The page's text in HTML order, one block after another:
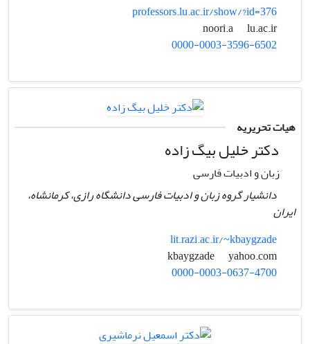
professors.lu.ac.ir/show/?id=376
noori.a
lu.ac.ir
0000-0003-3596-6502
هیات تحریریه
دکتر خلیل بیگ زاده
زبان و ادبیات فارسی
دانشیار گروه زبان و ادبیات فارسی دانشگاه رازی، کرمانشاه،
ایران
lit.razi.ac.ir/~kbaygzade
yahoo.com
0000-0003-0637-4700